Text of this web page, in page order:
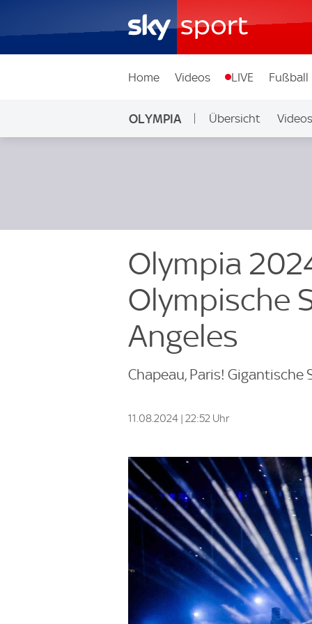
Home Videos LIVE Fußball
OLYMPIA Übersicht Videos
Olympia
Olympische
Angeles
Chapeau, Paris!
11.08.2024 | 22:52 Uhr